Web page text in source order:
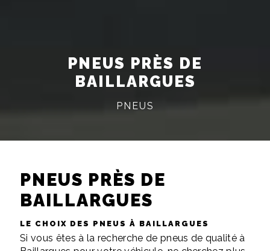
PNEUS PRÈS DE
BAILLARGUES
PNEUS
PNEUS PRÈS DE
BAILLARGUES
LE CHOIX DES PNEUS À BAILLARGUES
Si vous êtes à la recherche de pneus de qualité à